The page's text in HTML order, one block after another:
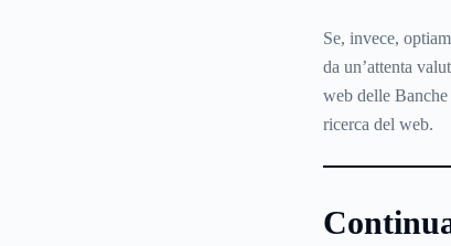
Se, invece,
da un’attenta
web delle
ricerca del web.